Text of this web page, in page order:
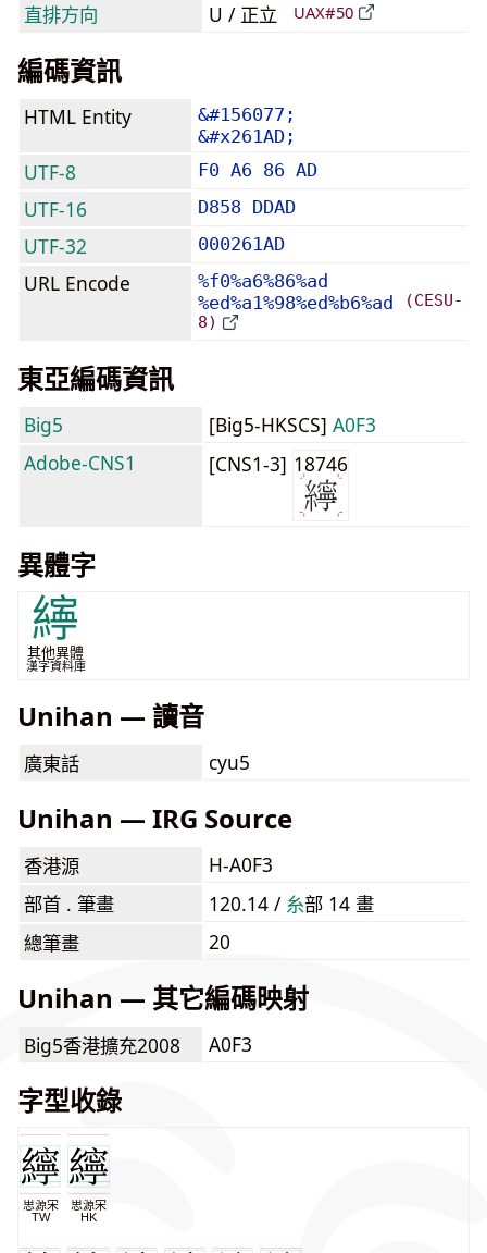
直排方向 U / 正立 UAX#50
編碼資訊
HTML Entity
&#156077;
&#x261AD;
UTF-8 F0 A6 86 AD
UTF-16 D858 DDAD
UTF-32 000261AD
URL Encode
%f0%a6%86%ad
%ed%a1%98%ed%b6%ad
(CESU-
8)
東亞編碼資訊
Big5 [Big5-HKSCS] A0F3
Adobe-CNS1
[CNS1-3] 18746
異體字
𦅜
其他異體
漢字資料庫
Unihan — 讀音
廣東話 cyu5
Unihan — IRG Source
香港源
H-A0F3
部首 . 筆畫
120.14 / ⽷部 14 畫
總筆畫
20
Unihan — 其它編碼映射
Big5香港擴充2008 A0F3
字型收錄
思源宋
TW
思源宋
HK